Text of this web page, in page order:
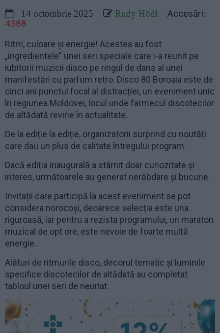
14 octombrie 2025 Rudy Hödl
Accesări:
4388
Ritm, culoare și energie! Acestea au fost
„ingredientele” unei seri speciale care i-a reunit pe
iubitorii muzicii disco pe ringul de dans al unei
manifestări cu parfum retro. Disco 80 Boroaia este de
cinci ani punctul focal al distracției, un eveniment unic
în regiunea Moldovei, locul unde farmecul discotecilor
de altădată revine în actualitate.
De la ediție la ediție, organizatorii surprind cu noutăți
care dau un plus de calitate întregului program.
Dacă ediția inaugurală a stârnit doar curiozitate și
interes, următoarele au generat nerăbdare și bucurie.
Invitații care participă la acest eveniment se pot
considera norocoși, deoarece selecția este una
riguroasă, iar pentru a rezista programului, un maraton
muzical de opt ore, este nevoie de foarte multă
energie.
Alături de ritmurile disco, decorul tematic și luminile
specifice discotecilor de altădată au completat
tabloul unei seri de neuitat.